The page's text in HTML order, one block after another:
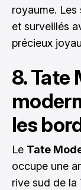
royaume.
et surveillés
précieux
8. Tate
les
Le Tate
occupe une
rive sud de la